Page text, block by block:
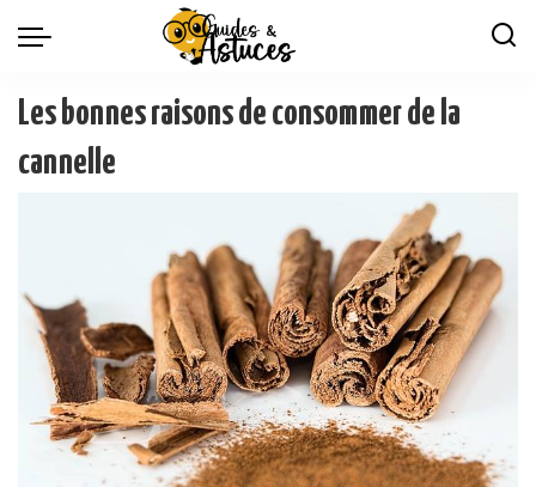
Les bonnes raisons de consommer de la
cannelle